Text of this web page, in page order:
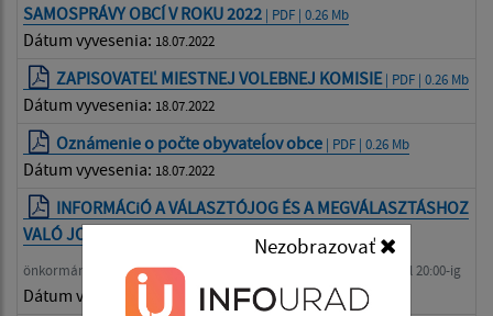
Nezobrazovať
SAMOSPRÁVY OBCÍ V ROKU 2022 | PDF | 0.26 Mb
Dátum vyvesenia: 18.07.2022
ZAPISOVATEĽ MIESTNEJ VOLEBNEJ KOMISIE| PDF | 0.26 Mb
Dátum vyvesenia: 18.07.2022
Oznámenie o počte obyvateĺov obce | PDF | 0.26 Mb
Dátum vyvesenia: 18.07.2022
INFORMÁCiÓ A VÁLASZTÓJOG ÉS A MEGVÁLASZTÁSHOZ
VALÓ JOG FELTÉTELEIRőL
| PDF | 0.13 Mb
önkormányzati választások- szombat 2022 október 29-én 07:00-tól 20:00-ig
Dátum vyvesenia: 15.06.2022